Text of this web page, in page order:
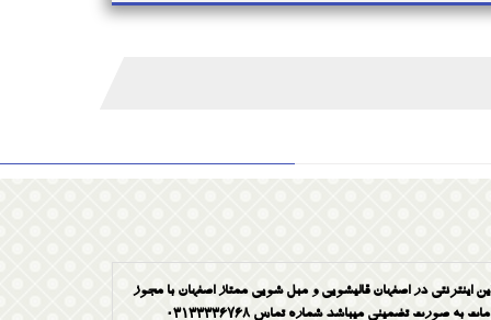
اینترنتی در اصفهان قالیشویی و مبل شویی ممتاز اصفهان با مجوز